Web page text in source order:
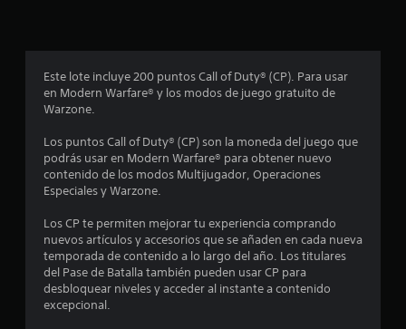
o
e
t
e
l
l
Este lote incluye 200 puntos Call of Duty® (CP). Para usar
en Modern Warfare® y los modos de juego gratuito de
Warzone.
Los puntos Call of Duty® (CP) son la moneda del juego que
podrás usar en Modern Warfare® para obtener nuevo
contenido de los modos Multijugador, Operaciones
Especiales y Warzone.
Los CP te permiten mejorar tu experiencia comprando
nuevos artículos y accesorios que se añaden en cada nueva
temporada de contenido a lo largo del año. Los titulares
del Pase de Batalla también pueden usar CP para
desbloquear niveles y acceder al instante a contenido
excepcional.